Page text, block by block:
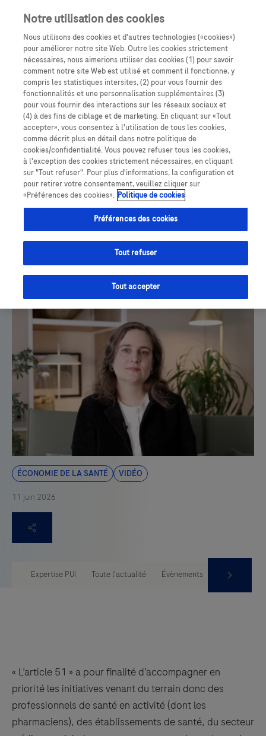
ExpertisePUI
Économie de la santé Vidéo
Dans la loi de financement pour la sécurité sociale
(LFSS) de 2018, le législateur a créé, avec l’article 51,
un levier de soutien à l’innovation en santé. Les acteurs
du secteur de la santé, dont les pharmaciens, s’en
saisissent largement. Explications en vidéo, avec
Cécile Lambert, rapporteur général de l’article 51 au
11 juin 2026
Expertise PUI Toute l'actualité Évènements Comité des
Try again
« L’article 51 » a pour finalité d’accompagner en
priorité les initiatives venant du terrain donc des
professionnels de santé en activité (dont les
pharmaciens), des établissements de santé, du secteur
Notre utilisation des cookies
Nous utilisons des cookies et d'autres technologies («cookies»)
pour améliorer notre site Web. Outre les cookies strictement
nécessaires, nous aimerions utiliser des cookies (1) pour savoir
comment notre site Web est utilisé et comment il fonctionne, y
compris les statistiques intersites, (2) pour vous fournir des
fonctionnalités et une personnalisation supplémentaires (3)
pour vous fournir des interactions sur les réseaux sociaux et
(4) à des fins de ciblage et de marketing. En cliquant sur «Tout
accepter», vous consentez à l'utilisation de tous les cookies,
comme décrit plus en détail dans notre politique de
cookies/confidentialité. Vous pouvez refuser tous les cookies,
à l'exception des cookies strictement nécessaires, en cliquant
sur "Tout refuser". Pour plus d'informations, la configuration et
pour retirer votre consentement, veuillez cliquer sur
«Préférences des cookies». Politique de cookies
Préférences des cookies
Tout refuser
Tout accepter